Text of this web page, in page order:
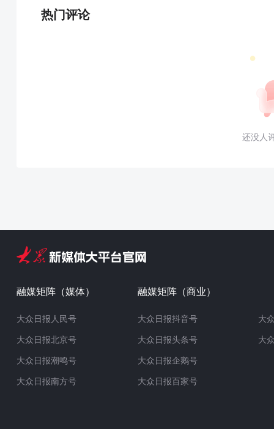
热门评论
还没人
融媒矩阵（媒体）
大众日报人民号
大众日报北京号
大众日报潮鸣号
大众日报南方号
融媒矩阵（商业）
大众日报抖音号
大众日报头条号
大众日报企鹅号
大众日报百家号
大
大